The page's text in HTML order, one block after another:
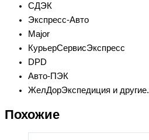
СДЭК
Экспресс-Авто
Major
КурьерСервисЭкспресс
DPD
Авто-ПЭК
ЖелДорЭкспедиция и другие.
Похожие